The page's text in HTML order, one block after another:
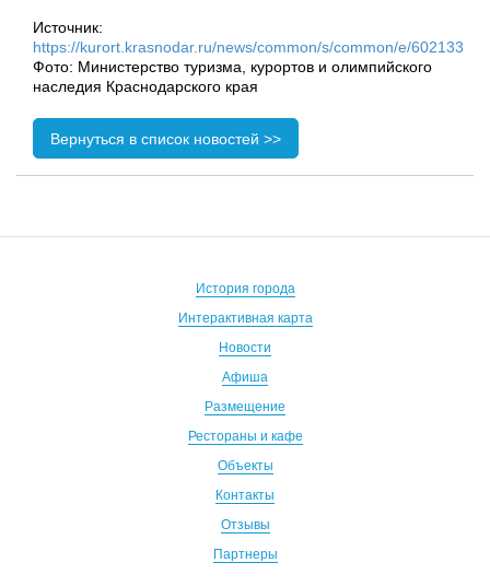
Источник:
https://kurort.krasnodar.ru/news/common/s/common/e/602133
Фото: Министерство туризма, курортов и олимпийского
наследия Краснодарского края
Вернуться в список новостей >>
История города
Интерактивная карта
Новости
Афиша
Размещение
Рестораны и кафе
Объекты
Контакты
Отзывы
Партнеры